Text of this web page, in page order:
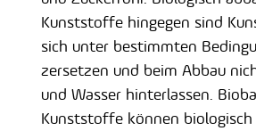
Kunststoffe hingegen sind
sich unter bestimmten
zersetzen und beim Abbau
und Wasser hinterlassen.
Kunststoffe können biologisch